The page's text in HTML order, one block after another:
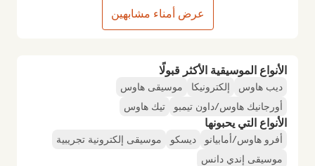
الأنواع الموسيقية الأكثر قبولًا
ديب هاوس إلكترونيكا
موسيقى هاوس
أورجانيك هاوس/داون تيمبو
تيك هاوس
الأنواع التي يحبونها
أفرو هاوس/أمابيانو ديسكو
موسيقى إلكترونية تجريبية
موسيقى إندي دانس
عرض أمناء مشابهين